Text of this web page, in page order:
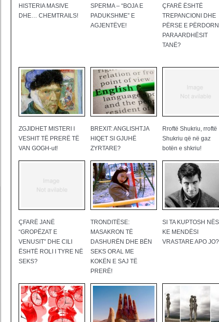
HISTERIA MASIVE
DHE… CHEMTRAILS!
SPERMA – “BOJA E
PADUKSHME” E
AGJENTËVE!
ÇFARË ËSHTË
TREPANCIONI DHE
PËRSE E
PARAARDHËSIT
TANË?
ZGJIDHET MISTERI I
VESHIT TË PRERË TË
VAN GOGH-ut!
BREXIT: ANGLISHTJA
HIQET SI GJUHË
ZYRTARE?
Rroftë Shukriu, rroftë
Shukriu që në gaz
botën e shkriu!
ÇFARË JANË
“GROPËZAT E
VENUSIT” DHE CILI
ËSHTË ROLI I TYRE NË
SEKS?
TRONDITËSE:
MASAKRON TË
DASHURËN DHE BËN
SEKS ORAL ME
KOKËN E SAJ TË
PRERË!
SI TA KUPTOSH
KE MENDËSI
VRASTARE APO JO?